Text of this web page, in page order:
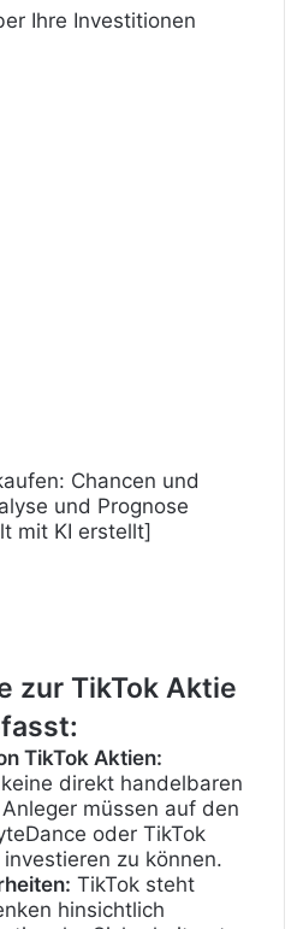
Ihre Investitionen
Chancen und
und Prognose
mit KI erstellt]
zur TikTok Aktie
TikTok Aktien:
direkt handelbaren
müssen auf den
oder TikTok
zu können.
TikTok steht
hinsichtlich